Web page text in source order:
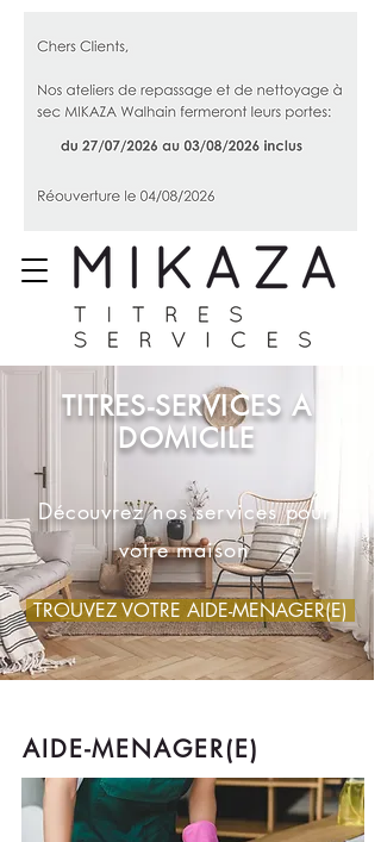
TITRES-SERVICES A
DOMICILE
Découvrez nos services pour
votre maison
TROUVEZ VOTRE AIDE-MENAGER(E)
AIDE-MENAGER(E)